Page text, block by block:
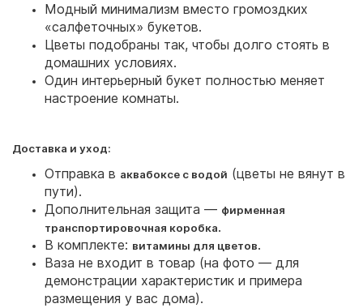
Модный минимализм вместо громоздких
«салфеточных» букетов.
Цветы подобраны так, чтобы долго стоять в
домашних условиях.
Один интерьерный букет полностью меняет
настроение комнаты.
Доставка и уход:
Отправка в аквабоксе с водой (цветы не вянут в
пути).
Дополнительная защита — фирменная
транспортировочная коробка.
В комплекте: витамины для цветов.
Ваза не входит в товар (на фото — для
демонстрации характеристик и примера
размещения у вас дома).